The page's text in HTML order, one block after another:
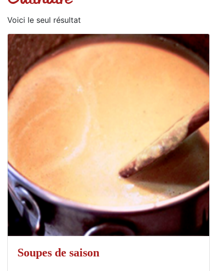
Voici le seul résultat
Soupes de saison